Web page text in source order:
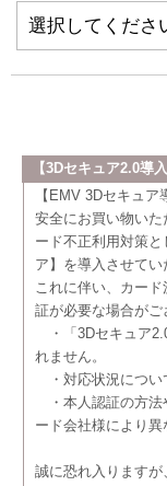
【3Dセキュア2.0導
【EMV 3Dセキュ
安全にお買い物いた
ード不正利用対策
ア】を導入させてい
これに伴い、カー
証が必要な場合がご
・「3Dセキュア
れません。
・対応状況につい
・本人認証の方法
ード会社様により異
誠に恐れ入ります